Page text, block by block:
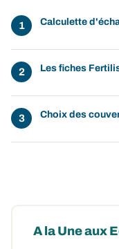
Calculette
Les fiches
Choix des
A la Une aux